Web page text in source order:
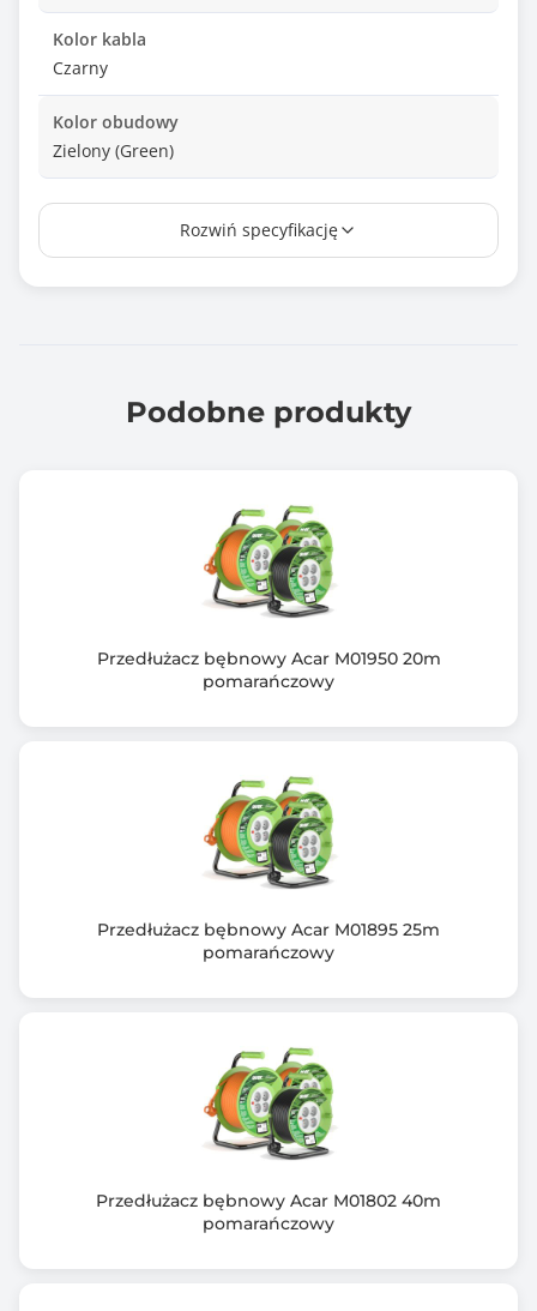
Kolor kabla
Czarny
Kolor obudowy
Zielony (Green)
Zawiera baterię / akumulator
Informacje dodatkowe
ochronnymi
Rozwiń specyfikację
Podobne produkty
Przedłużacz bębnowy Acar M01950 20m
pomarańczowy
Przedłużacz bębnowy Acar M01895 25m
pomarańczowy
Przedłużacz bębnowy Acar M01802 40m
pomarańczowy